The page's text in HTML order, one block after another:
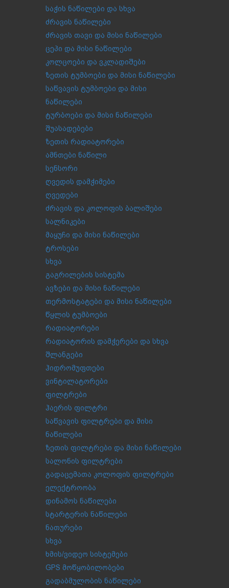
საჭის ნაწილები და სხვა
ძრავის ნაწილები
ძრავის თავი და მისი ნაწილები
ცეპი და მისი ნაწილები
კოლცოები და ვკლადიშები
ზეთის ტუმბოები და მისი ნაწილები
საწვავის ტუმბოები და მისი
ნაწილები
ტურბოები და მისი ნაწილები
შუასადებები
ზეთის რადიატორები
ამნთები ნაწილი
სენსორი
ღვედის დამჭიმები
ღვედები
ძრავის და კოლოფის ბალიშები
სალნიკები
მაყუჩი და მისი ნაწილები
ტროსები
სხვა
გაგრილების სისტემა
ავზები და მისი ნაწილები
თერმოსტატები და მისი ნაწილები
წყლის ტუმბოები
რადიატორები
რადიატორის დამჭერები და სხვა
შლანგები
ჰიდრომუფთები
ვინტილატორები
ფილტრები
ჰაერის ფილტრი
საწვავის ფილტრები და მისი
ნაწილები
ზეთის ფილტრები და მისი ნაწილები
სალონის ფილტრები
გადაცემათა კოლოფის ფილტრები
ელექტროობა
დინამოს ნაწილები
სტარტერის ნაწილები
ნათურები
სხვა
ხმის/ვიდეო სისტემები
GPS მოწყობილობები
გადაბმულობის ნაწილები